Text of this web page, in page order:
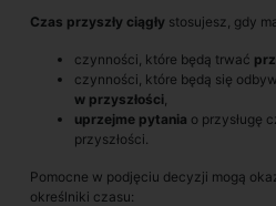
Czas przyszły ciągły stosujesz, gdy
czynności, które będą trwać
czynności, które będą się
w przyszłości,
uprzejme pytania o przysługę
przyszłości.
Pomocne w podjęciu decyzji mogą
określniki czasu: